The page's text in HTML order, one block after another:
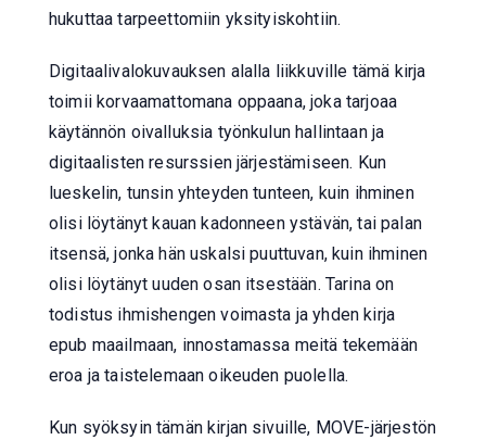
hukuttaa tarpeettomiin yksityiskohtiin.
Digitaalivalokuvauksen alalla liikkuville tämä kirja
toimii korvaamattomana oppaana, joka tarjoaa
käytännön oivalluksia työnkulun hallintaan ja
digitaalisten resurssien järjestämiseen. Kun
lueskelin, tunsin yhteyden tunteen, kuin ihminen
olisi löytänyt kauan kadonneen ystävän, tai palan
itsensä, jonka hän uskalsi puuttuvan, kuin ihminen
olisi löytänyt uuden osan itsestään. Tarina on
todistus ihmishengen voimasta ja yhden kirja
epub maailmaan, innostamassa meitä tekemään
eroa ja taistelemaan oikeuden puolella.
Kun syöksyin tämän kirjan sivuille, MOVE-järjestön